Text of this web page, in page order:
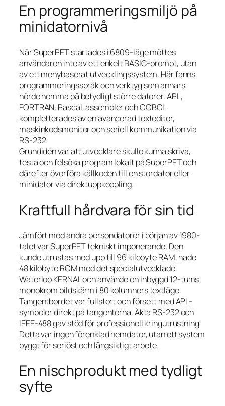
En programmeringsmiljö på
minidatornivå
När SuperPET startades i 6809-läge möttes
användaren inte av ett enkelt BASIC-prompt, utan
av ett menybaserat utvecklingssystem. Här fanns
programmeringsspråk och verktyg som annars
hörde hemma på betydligt större datorer. APL,
FORTRAN, Pascal, assembler och COBOL
kompletterades av en avancerad texteditor,
maskinkodsmonitor och seriell kommunikation via
RS-232.
Grundidén var att utvecklare skulle kunna skriva,
testa och felsöka program lokalt på SuperPET och
därefter överföra källkoden till en stordator eller
minidator via direktuppkoppling.
Kraftfull hårdvara för sin tid
Jämfört med andra persondatorer i början av 1980-
talet var SuperPET tekniskt imponerande. Den
kunde utrustas med upp till 96 kilobyte RAM, hade
48 kilobyte ROM med det specialutvecklade
Waterloo KERNAL och använde en inbyggd 12-tums
monokrom bildskärm i 80 kolumners textläge.
Tangentbordet var fullstort och försett med APL-
symboler direkt på tangenterna. Äkta RS-232 och
IEEE-488 gav stöd för professionell kringutrustning.
Detta var ingen förenklad hemdator, utan ett system
byggt för seriöst och långsiktigt arbete.
En nischprodukt med tydligt
syfte